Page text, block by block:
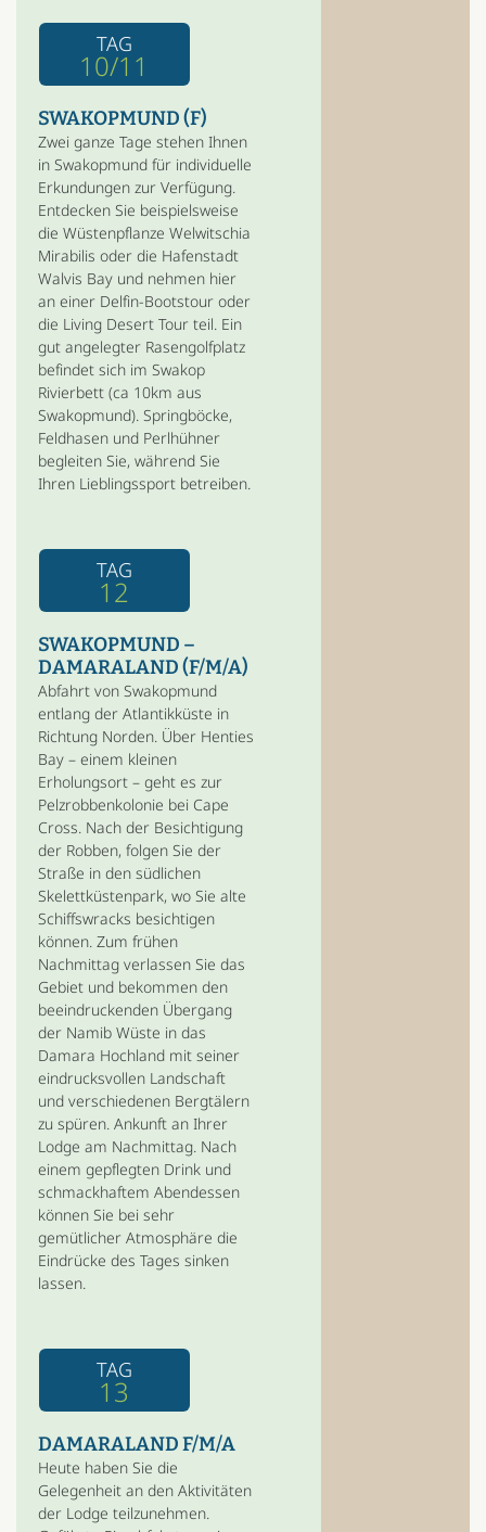
TAG
10/11
SWAKOPMUND (F)
Zwei ganze Tage stehen Ihnen
in Swakopmund für individuelle
Erkundungen zur Verfügung.
Entdecken Sie beispielsweise
die Wüstenpflanze Welwitschia
Mirabilis oder die Hafenstadt
Walvis Bay und nehmen hier
an einer Delfin-Bootstour oder
die Living Desert Tour teil. Ein
gut angelegter Rasengolfplatz
befindet sich im Swakop
Rivierbett (ca 10km aus
Swakopmund). Springböcke,
Feldhasen und Perlhühner
begleiten Sie, während Sie
Ihren Lieblingssport betreiben.
TAG
12
SWAKOPMUND –
DAMARALAND (F/M/A)
Abfahrt von Swakopmund
entlang der Atlantikküste in
Richtung Norden. Über Henties
Bay – einem kleinen
Erholungsort – geht es zur
Pelzrobbenkolonie bei Cape
Cross. Nach der Besichtigung
der Robben, folgen Sie der
Straße in den südlichen
Skelettküstenpark, wo Sie alte
Schiffswracks besichtigen
können. Zum frühen
Nachmittag verlassen Sie das
Gebiet und bekommen den
beeindruckenden Übergang
der Namib Wüste in das
Damara Hochland mit seiner
eindrucksvollen Landschaft
und verschiedenen Bergtälern
zu spüren. Ankunft an Ihrer
Lodge am Nachmittag. Nach
einem gepflegten Drink und
schmackhaftem Abendessen
können Sie bei sehr
gemütlicher Atmosphäre die
Eindrücke des Tages sinken
lassen.
TAG
13
DAMARALAND F/M/A
Heute haben Sie die
Gelegenheit an den Aktivitäten
der Lodge teilzunehmen.